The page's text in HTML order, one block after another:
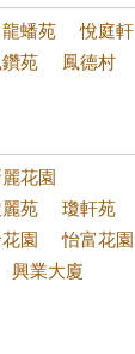
龍蟠苑
悅庭軒
苑
鳳德村
花園
苑
瓊軒苑
園
怡富花園
興業大廈